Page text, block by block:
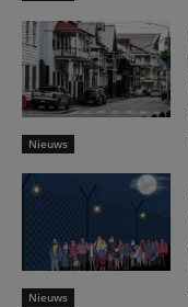
Nieuws
Nieuws